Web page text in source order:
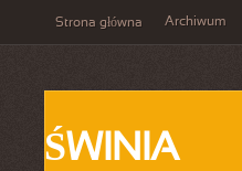
Strona główna Archiwum
ŚWINIA